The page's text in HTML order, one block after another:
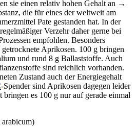
sie einen relativ hohen Gehalt an →
die für eines der weltweit am
Pate gestanden hat. In der
Verzehr daher gerne bei
empfohlen. Besonders
Aprikosen. 100 g bringen
und rund 8 g Ballaststoffe. Auch
sind reichlich vorhanden.
Zustand auch der Energiegehalt
-Spender sind Aprikosen dagegen leider
es 100 g nur auf gerade einmal